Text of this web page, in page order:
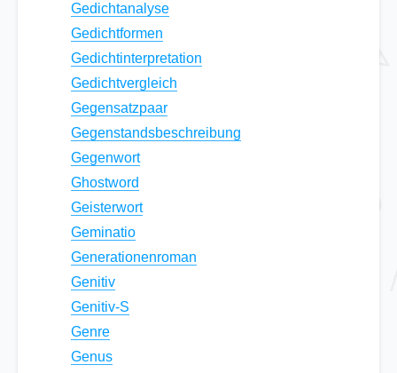
Gedichtanalyse
Gedichtformen
Gedichtinterpretation
Gedichtvergleich
Gegensatzpaar
Gegenstandsbeschreibung
Gegenwort
Ghostword
Geisterwort
Geminatio
Generationenroman
Genitiv
Genitiv-S
Genre
Genus